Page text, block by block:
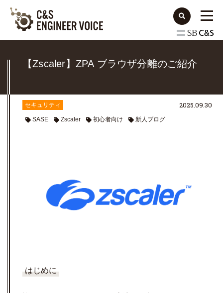
【Zscaler】ZPA ブラウザ分離のご紹介
セキュリティ
SASE Zscaler 初心者向け 新人ブログ
2025.09.30
はじめに